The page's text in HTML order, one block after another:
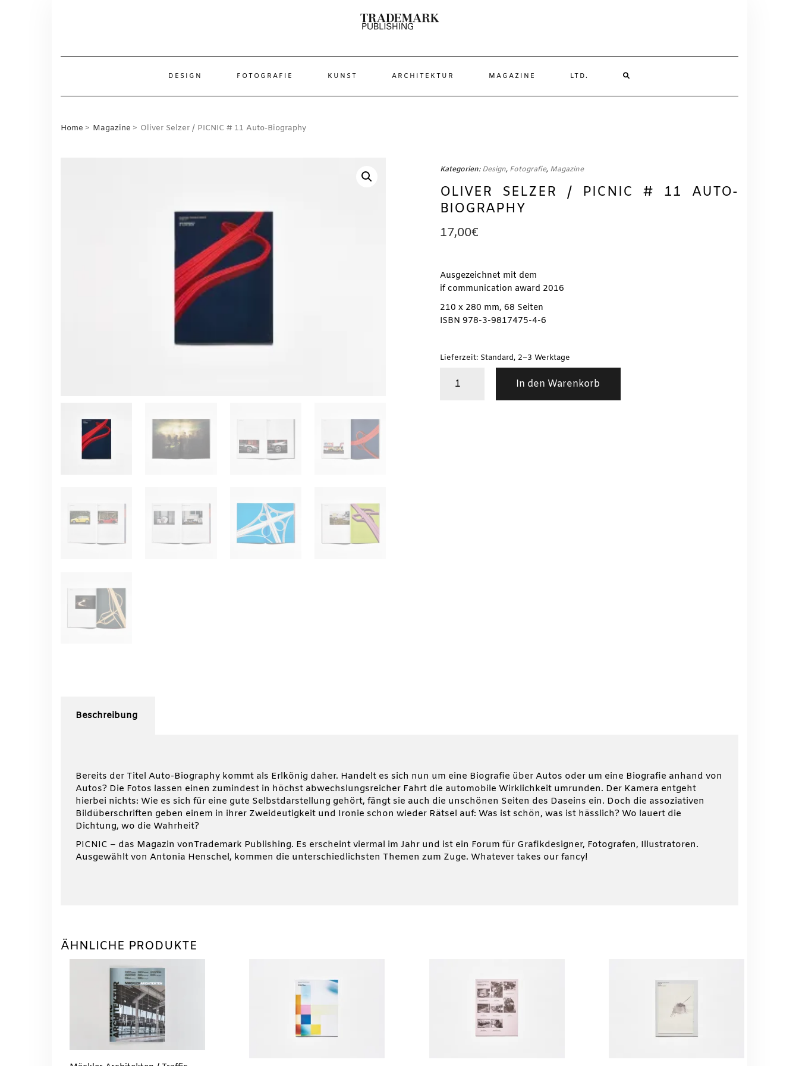
DESIGN FOTOGRAFIE KUNST ARCHITEKTUR MAGAZINE LTD.
Home Magazine Oliver Selzer / PICNIC # 11 Auto-Biography
Kategorien:Design, Fotografie, Magazine
OLIVER SELZER / PICNIC # 11 AUTO-
BIOGRAPHY
17,00€
Ausgezeichnet mit dem
if communication award 2016
210 x 280 mm, 68 Seiten
ISBN 978-3-9817475-4-6
Lieferzeit: Standard, 2–3 Werktage
Selzer
In den Warenkorb
Beschreibung
Bereits der Titel Auto-Biography kommt als Erlkönig daher. Handelt es sich nun um eine Biografie über Autos oder um eine Biografie anhand von
Autos? Die Fotos lassen einen zumindest in höchst abwechslungsreicher Fahrt die automobile Wirklichkeit umrunden. Der Kamera entgeht
hierbei nichts: Wie es sich für eine gute Selbstdarstellung gehört, fängt sie auch die unschönen Seiten des Daseins ein. Doch die assoziativen
Bildüberschriften geben einem in ihrer Zweideutigkeit und Ironie schon wieder Rätsel auf: Was ist schön, was ist hässlich? Wo lauert die
Dichtung, wo die Wahrheit?
PICNIC – das Magazin vonTrademark Publishing. Es erscheint viermal im Jahr und ist ein Forum für Grafikdesigner, Fotografen, Illustratoren.
Ausgewählt von Antonia Henschel, kommen die unterschiedlichsten Themen zum Zuge. Whatever takes our fancy!
ÄHNLICHE PRODUKTE